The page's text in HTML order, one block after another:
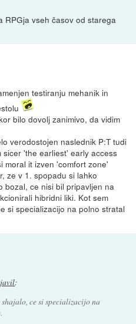
RPGja vseh časov od starega
testiranju mehanik in
bilo dovolj zanimivo, da vidim
verodostojen naslednik P:T tudi
'the earliest' early access
moral it izven 'comfort zone'
ze v 1. spopadu si lahko
bozal, ce nisi bil pripavljen na
hibridni liki. Kot sem
si specializacijo na polno stratal
:
ce si specializacijo na